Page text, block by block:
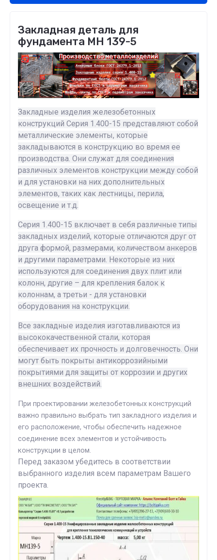
Закладная деталь для
фундамента МН 139-5
Закладные изделия железобетонных
конструкций Серия 1.400-15 представляют собой
металлические элементы, которые
закладываются в конструкцию во время ее
производства. Они служат для соединения
различных элементов конструкции между собой
и для установки на них дополнительных
элементов, таких как лестницы, перила,
освещение и т.д.
Серия 1.400-15 включает в себя различные типы
закладных изделий, которые отличаются друг от
друга формой, размерами, количеством анкеров
и другими параметрами. Некоторые из них
используются для соединения двух плит или
колонн, другие – для крепления балок к
колоннам, а третьи - для установки
оборудования на конструкции.
Все закладные изделия изготавливаются из
высококачественной стали, которая
обеспечивает их прочность и долговечность. Они
могут быть покрыты антикоррозийными
покрытиями для защиты от коррозии и других
внешних воздействий.
При проектировании железобетонных конструкций
важно правильно выбрать тип закладного изделия и
его расположение, чтобы обеспечить надежное
соединение всех элементов и устойчивость
конструкции в целом.
Перед заказом убедитесь в соответствии
выбранного изделия всем параметрам Вашего
проекта.